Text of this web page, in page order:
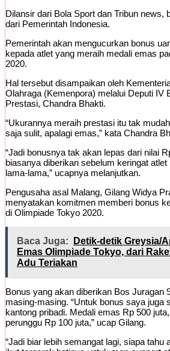
Dilansir dari Bola Sport dan Tribun news,
dari Pemerintah Indonesia.
Pemerintah akan mengucurkan bonus
kepada atlet yang meraih medali emas
2020.
Hal tersebut disampaikan oleh
Olahraga (Kemenpora) melalui Deputi IV
Prestasi, Chandra Bhakti.
“Ukurannya meraih prestasi itu tak
saja sulit, apalagi emas,” kata Chandra
“Jadi bonusnya tak akan lepas dari nilai
biasanya diberikan sebelum keringat
lama-lama,” ucapnya melanjutkan.
Pengusaha asal Malang, Gilang Widya
menyatakan komitmen memberi bonus
di Olimpiade Tokyo 2020.
Baca Juga:
Detik-detik Greysia/
Emas Olimpiade Tokyo, dari
Adu Teriakan
Bonus yang akan diberikan Bos Juragan
masing-masing. “Untuk bonus saya juga
kantong pribadi. Medali emas Rp 500
perunggu Rp 100 juta,” ucap Gilang.
“Jadi biar lebih semangat lagi, siapa tahu